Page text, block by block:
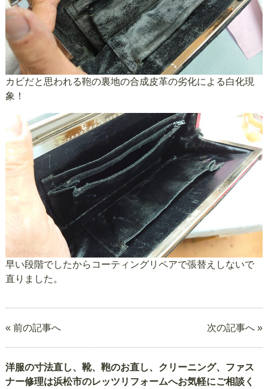
カビだと思われる鞄の裏地の合成皮革の劣化による白化現
象！
早い段階でしたからコーティングリペアで張替えしないで
直りました。
« 前の記事へ 次の記事へ »
洋服の寸法直し、靴、鞄のお直し、クリーニング、ファス
ナー修理は浜松市のレッツリフォームへお気軽にご相談く